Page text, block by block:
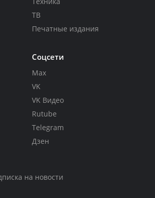
ТВ
Печатные издания
Соцсети
Max
VK
VK Видео
Rutube
Telegram
Дзен
на новости